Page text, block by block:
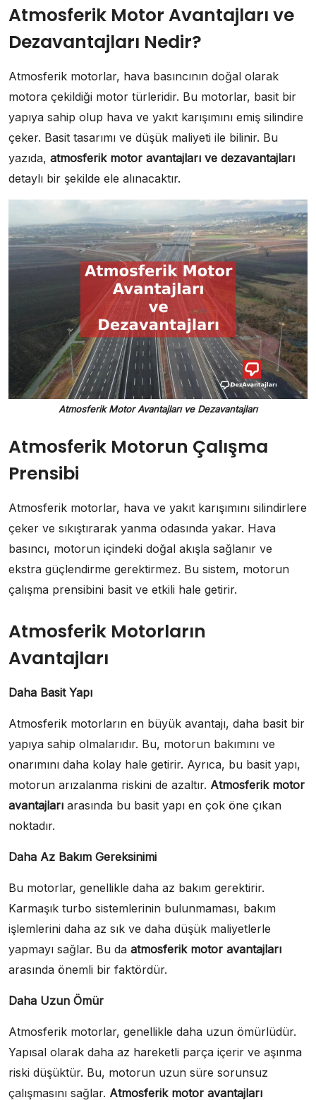
Atmosferik Motor Avantajları ve
Dezavantajları Nedir?
Atmosferik motorlar, hava basıncının doğal olarak
motora çekildiği motor türleridir. Bu motorlar, basit bir
yapıya sahip olup hava ve yakıt karışımını emiş silindire
çeker. Basit tasarımı ve düşük maliyeti ile bilinir. Bu
yazıda, atmosferik motor avantajları ve dezavantajları
detaylı bir şekilde ele alınacaktır.
Atmosferik Motor Avantajları ve Dezavantajları
Atmosferik Motorun Çalışma
Prensibi
Atmosferik motorlar, hava ve yakıt karışımını silindirlere
çeker ve sıkıştırarak yanma odasında yakar. Hava
basıncı, motorun içindeki doğal akışla sağlanır ve
ekstra güçlendirme gerektirmez. Bu sistem, motorun
çalışma prensibini basit ve etkili hale getirir.
Atmosferik Motorların
Avantajları
Daha Basit Yapı
Atmosferik motorların en büyük avantajı, daha basit bir
yapıya sahip olmalarıdır. Bu, motorun bakımını ve
onarımını daha kolay hale getirir. Ayrıca, bu basit yapı,
motorun arızalanma riskini de azaltır. Atmosferik motor
avantajları arasında bu basit yapı en çok öne çıkan
noktadır.
Daha Az Bakım Gereksinimi
Bu motorlar, genellikle daha az bakım gerektirir.
Karmaşık turbo sistemlerinin bulunmaması, bakım
işlemlerini daha az sık ve daha düşük maliyetlerle
yapmayı sağlar. Bu da atmosferik motor avantajları
arasında önemli bir faktördür.
Daha Uzun Ömür
Atmosferik motorlar, genellikle daha uzun ömürlüdür.
Yapısal olarak daha az hareketli parça içerir ve aşınma
riski düşüktür. Bu, motorun uzun süre sorunsuz
çalışmasını sağlar. Atmosferik motor avantajları